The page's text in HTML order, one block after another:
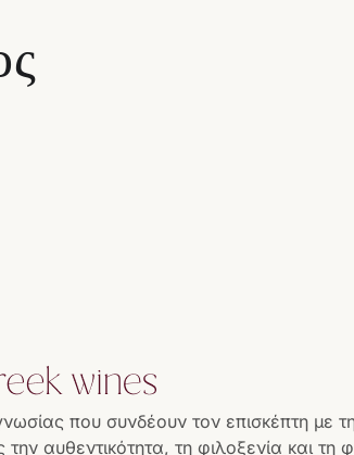
που συνδέουν τον επισκέπτη με
αυθεντικότητα, τη φιλοξενία και τη